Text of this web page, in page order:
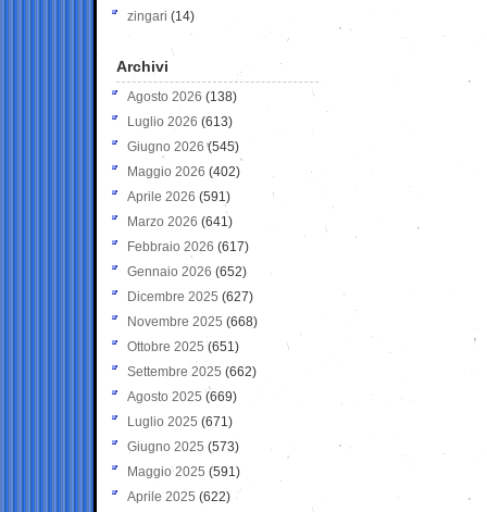
zingari (14)
Archivi
Agosto 2026 (138)
Luglio 2026 (613)
Giugno 2026 (545)
Maggio 2026 (402)
Aprile 2026 (591)
Marzo 2026 (641)
Febbraio 2026 (617)
Gennaio 2026 (652)
Dicembre 2025 (627)
Novembre 2025 (668)
Ottobre 2025 (651)
Settembre 2025 (662)
Agosto 2025 (669)
Luglio 2025 (671)
Giugno 2025 (573)
Maggio 2025 (591)
Aprile 2025 (622)